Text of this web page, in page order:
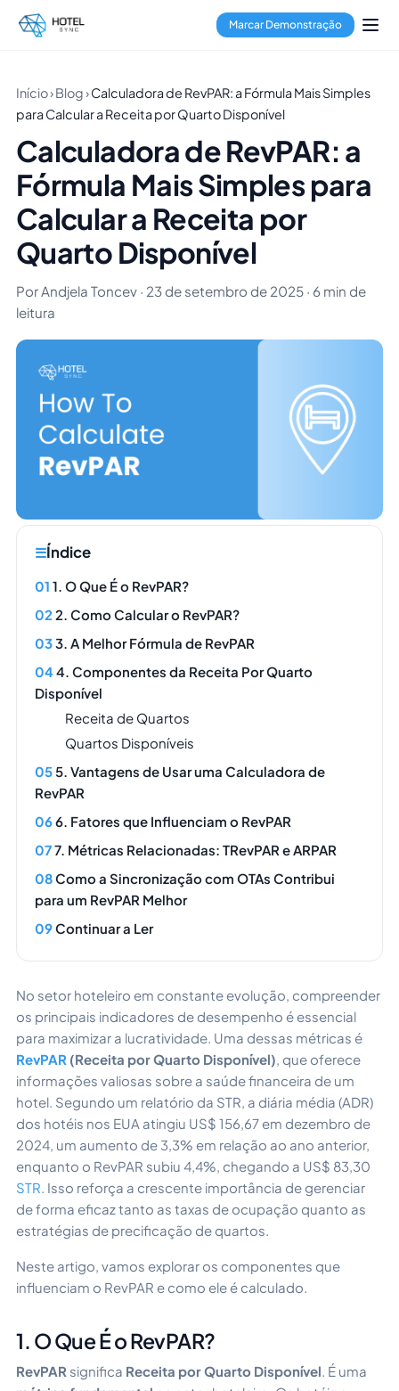
Marcar Demonstração
Início›Blog›Calculadora de RevPAR: a Fórmula Mais Simples
para Calcular a Receita por Quarto Disponível
Calculadora de RevPAR: a
Fórmula Mais Simples para
Calcular a Receita por
Quarto Disponível
Por Andjela Toncev · 23 de setembro de 2025 · 6 min de
leitura
Índice
1. O Que É o RevPAR?
2. Como Calcular o RevPAR?
3. A Melhor Fórmula de RevPAR
4. Componentes da Receita Por Quarto
Disponível
Receita de Quartos
Quartos Disponíveis
5. Vantagens de Usar uma Calculadora de
RevPAR
6. Fatores que Influenciam o RevPAR
7. Métricas Relacionadas: TRevPAR e ARPAR
Como a Sincronização com OTAs Contribui
para um RevPAR Melhor
Continuar a Ler
No setor hoteleiro em constante evolução, compreender
os principais indicadores de desempenho é essencial
para maximizar a lucratividade. Uma dessas métricas é
RevPAR (Receita por Quarto Disponível) , que oferece
informações valiosas sobre a saúde financeira de um
hotel. Segundo um relatório da STR, a diária média (ADR)
dos hotéis nos EUA atingiu US$ 156,67 em dezembro de
2024, um aumento de 3,3% em relação ao ano anterior,
enquanto o RevPAR subiu 4,4%, chegando a US$ 83,30
STR . Isso reforça a crescente importância de gerenciar
de forma eficaz tanto as taxas de ocupação quanto as
estratégias de precificação de quartos.
Neste artigo, vamos explorar os componentes que
influenciam o RevPAR e como ele é calculado.
1. O Que É o RevPAR?
RevPAR significa Receita por Quarto Disponível. É uma